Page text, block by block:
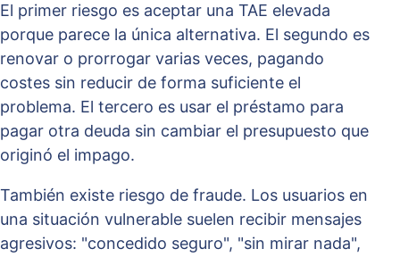
El primer riesgo es aceptar una TAE elevada
porque parece la única alternativa. El segundo es
renovar o prorrogar varias veces, pagando
costes sin reducir de forma suficiente el
problema. El tercero es usar el préstamo para
pagar otra deuda sin cambiar el presupuesto que
originó el impago.
También existe riesgo de fraude. Los usuarios en
una situación vulnerable suelen recibir mensajes
agresivos: "concedido seguro", "sin mirar nada",